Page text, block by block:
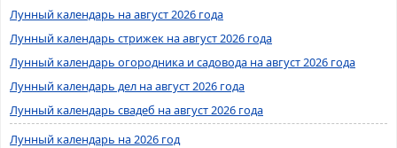
Лунный календарь на август 2026 года
Лунный календарь стрижек на август 2026 года
Лунный календарь огородника и садовода на август 2026 года
Лунный календарь дел на август 2026 года
Лунный календарь свадеб на август 2026 года
Лунный календарь на 2026 год